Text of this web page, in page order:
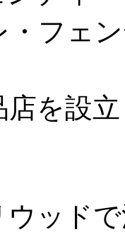
・フェ
店を設
ッド